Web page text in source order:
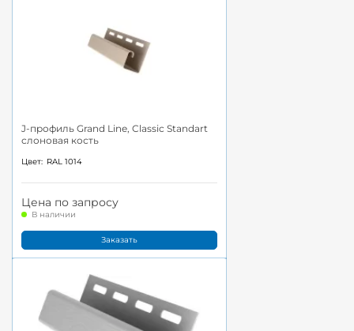
J-профиль Grand Line, Classic Standart
слоновая кость
Цвет: RAL 1014
Цена по запросу
В наличии
Заказать